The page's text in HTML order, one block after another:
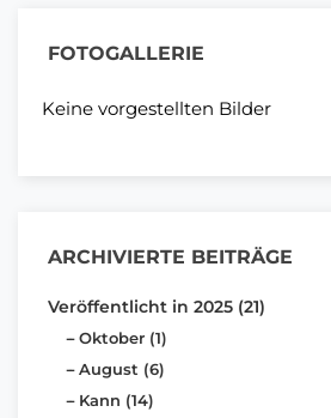
FOTOGALLERIE
Keine vorgestellten Bilder
ARCHIVIERTE BEITRÄGE
Veröffentlicht in 2025 (21)
Oktober (1)
August (6)
Kann (14)